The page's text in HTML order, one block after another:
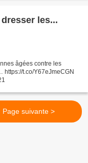
les...
âgées contre les
t.co/Y67eJmeCGN
Page suivante >